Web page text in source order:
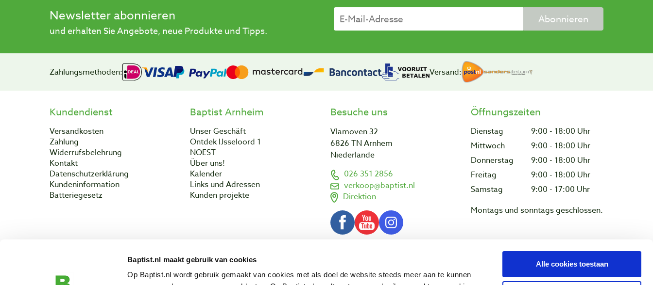
Baptist.nl maakt gebruik van cookies
Op Baptist.nl wordt gebruik gemaakt van cookies met als doel de website steeds meer aan te kunnen
Alle cookies toestaan
Newsletter abonnieren
und erhalten Sie Angebote, neue Produkte und Tipps.
Abonnieren
Zahlungsmethoden: Versand:
Kundendienst
Versandkosten
Zahlung
Widerrufsbelehrung
Kontakt
Datenschutzerklärung
Kundeninformation
Batteriegesetz
Baptist Arnheim
Unser Geschäft
Ontdek IJsseloord 1
NOEST
Über uns!
Kalender
Links und Adressen
Kunden projekte
Besuche uns
Vlamoven 32
6826 TN Arnhem
Niederlande
026 351 2856
verkoop@baptist.nl
Direktion
Öffnungszeiten
Dienstag
9:00 - 18:00 Uhr
Mittwoch
9:00 - 18:00 Uhr
Donnerstag
9:00 - 18:00 Uhr
Freitag
9:00 - 18:00 Uhr
Samstag
9:00 - 17:00 Uhr
Montags und sonntags geschlossen.
Copyright © 2003 - 2026 Baptist Arnhem BV